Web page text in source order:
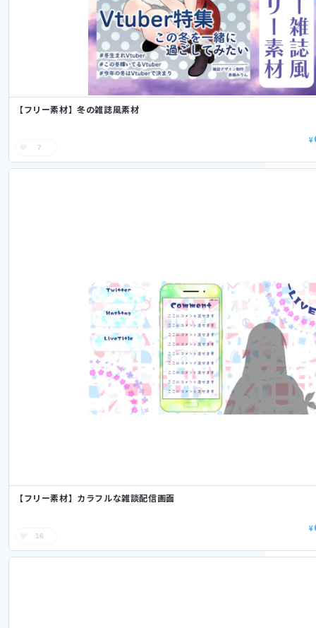
【フリー素材】冬の雑誌風素材
7
¥
【フリー素材】カラフルな雑談配信画面
16
¥